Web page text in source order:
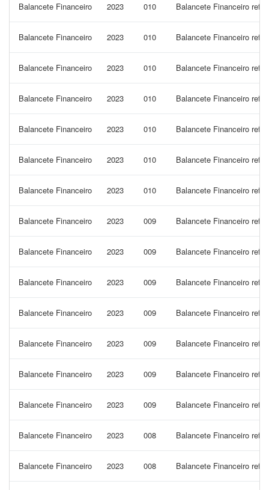
Balancete Financeiro 2023 010 Balancete Financeiro
Balancete Financeiro 2023 010 Balancete Financeiro
Balancete Financeiro 2023 010 Balancete Financeiro
Balancete Financeiro 2023 010 Balancete Financeiro
Balancete Financeiro 2023 010 Balancete Financeiro
Balancete Financeiro 2023 010 Balancete Financeiro
Balancete Financeiro 2023 010 Balancete Financeiro
Balancete Financeiro 2023 009 Balancete Financeiro
Balancete Financeiro 2023 009 Balancete Financeiro
Balancete Financeiro 2023 009 Balancete Financeiro
Balancete Financeiro 2023 009 Balancete Financeiro
Balancete Financeiro 2023 009 Balancete Financeiro
Balancete Financeiro 2023 009 Balancete Financeiro
Balancete Financeiro 2023 009 Balancete Financeiro
Balancete Financeiro 2023 008 Balancete Financeiro
Balancete Financeiro 2023 008 Balancete Financeiro